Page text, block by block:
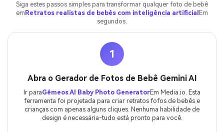
Siga estes passos simples para transformar qualquer foto de bebê
em Retratos realistas de bebês com inteligência artificial Em
segundos.
1
Abra o Gerador de Fotos de Bebê Gemini AI
Ir paraGêmeos AI Baby Photo GeneratorEm Media.io. Esta
ferramenta foi projetada para criar retratos fofos de bebês e
crianças com apenas alguns cliques. Nenhuma habilidade de
design é necessária-tudo está pronto para você.